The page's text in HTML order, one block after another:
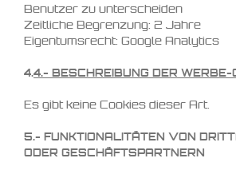
Benutzer zu unterscheiden
Zeitliche Begrenzung: 2 Jahre
Eigentumsrecht: Google Analytics
4.4.- BESCHREIBUNG DER WERBE-
Es gibt keine Cookies dieser Art.
5.- FUNKTIONALITÄTEN VON
ODER GESCHÄFTSPARTNERN